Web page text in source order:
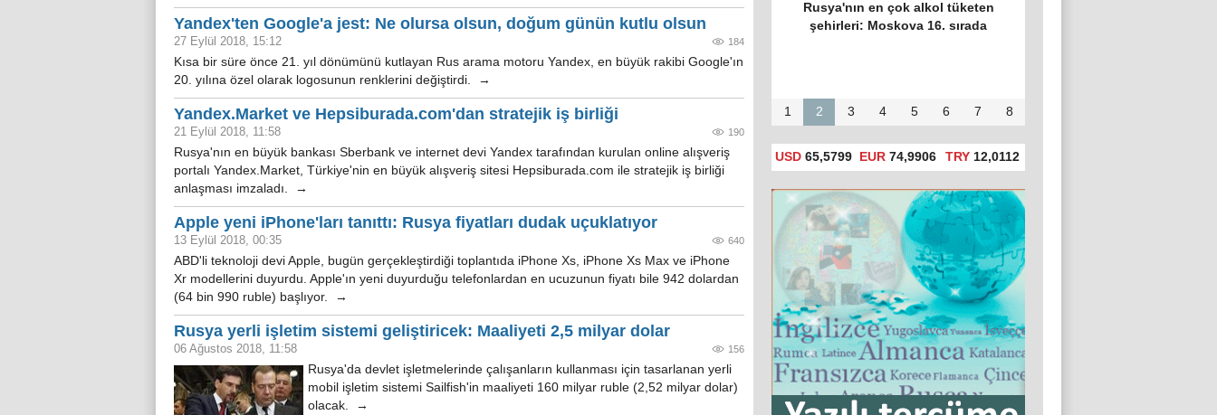
Yandex'ten Google'a jest: Ne olursa olsun, doğum günün kutlu olsun
27 Eylül 2018, 15:12 184
Kısa bir süre önce 21. yıl dönümünü kutlayan Rus arama motoru Yandex, en büyük rakibi Google'ın
20. yılına özel olarak logosunun renklerini değiştirdi. →
Yandex.Market ve Hepsiburada.com'dan stratejik iş birliği
21 Eylül 2018, 11:58 190
Rusya'nın en büyük bankası Sberbank ve internet devi Yandex tarafından kurulan online alışveriş
portalı Yandex.Market, Türkiye'nin en büyük alışveriş sitesi Hepsiburada.com ile stratejik iş birliği
anlaşması imzaladı. →
Apple yeni iPhone'ları tanıttı: Rusya fiyatları dudak uçuklatıyor
13 Eylül 2018, 00:35 640
ABD'li teknoloji devi Apple, bugün gerçekleştirdiği toplantıda iPhone Xs, iPhone Xs Max ve iPhone
Xr modellerini duyurdu. Apple'ın yeni duyurduğu telefonlardan en ucuzunun fiyatı bile 942 dolardan
(64 bin 990 ruble) başlıyor. →
Rusya yerli işletim sistemi geliştiricek: Maaliyeti 2,5 milyar dolar
06 Ağustos 2018, 11:58 156
Rusya'da devlet işletmelerinde çalışanların kullanması için tasarlanan yerli
mobil işletim sistemi Sailfish'in maaliyeti 160 milyar ruble (2,52 milyar dolar)
olacak. →
Rusya'nın en çok alkol tüketen
şehirleri: Moskova 16. sırada
1 2 3 4 5 6 7 8
USD 65,5799 EUR 74,9906 TRY 12,0112